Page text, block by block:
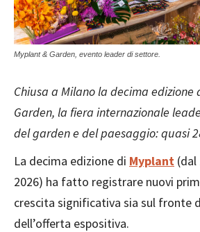
Myplant & Garden, evento leader di settore.
Chiusa a Milano la decima edizione
Garden, la fiera internazionale
del garden e del paesaggio: quasi
La decima edizione di Myplant (dal
2026) ha fatto registrare nuovi
crescita significativa sia sul fronte
dell’offerta espositiva.